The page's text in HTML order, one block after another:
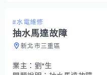
#水電維修
抽水馬達故障
新北市三重區
業主： 劉*生